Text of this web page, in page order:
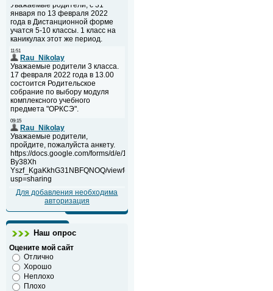
Для добавления необходима
авторизация
Наш опрос
Оцените мой сайт
Отлично
Хорошо
Неплохо
Плохо